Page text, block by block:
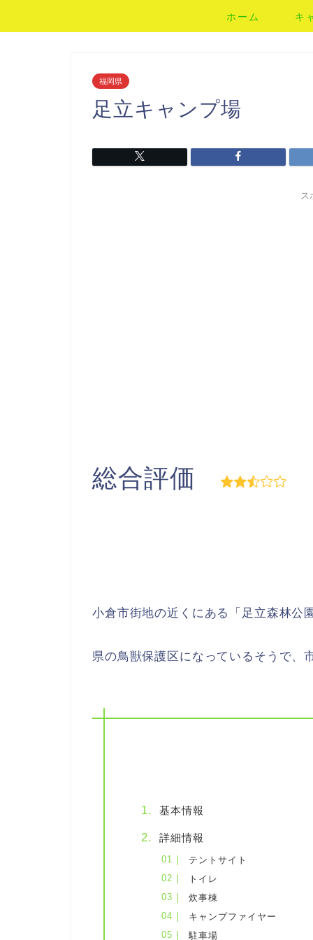
ホーム キ
福岡県
足立キャンプ場
ス
総合評価
小倉市街地の近くにある「足立森林公
県の鳥獣保護区になっているそうで、
基本情報
詳細情報
テントサイト
トイレ
炊事棟
キャンプファイヤー
駐車場